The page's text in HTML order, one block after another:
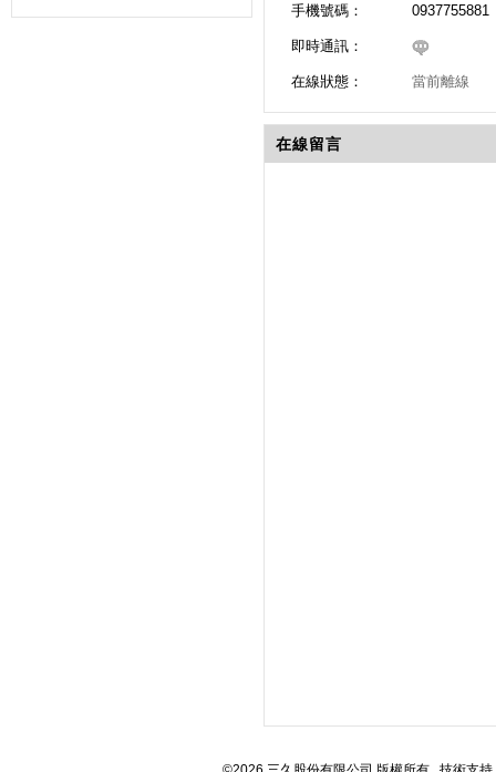
手機號碼： 0937755881
即時通訊：
在線狀態： 當前離線
在線留言